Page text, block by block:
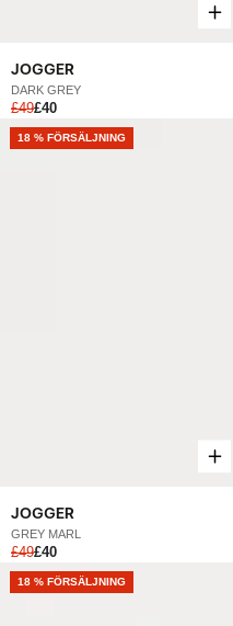
JOGGER
DARK GREY
£49£40
JOGGER
GREY MARL
£49£40
NEW
18 % FÖRSÄLJNING
NEW
18 % FÖRSÄLJNING